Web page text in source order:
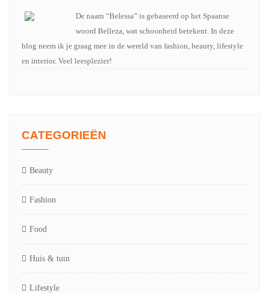
De naam “Belessa” is gebaseerd op het Spaanse
woord Belleza, wat schoonheid betekent. In deze
blog neem ik je graag mee in de wereld van fashion, beauty, lifestyle
en interior. Veel leesplezier!
CATEGORIEËN
Beauty
Fashion
Food
Huis & tuin
Lifestyle